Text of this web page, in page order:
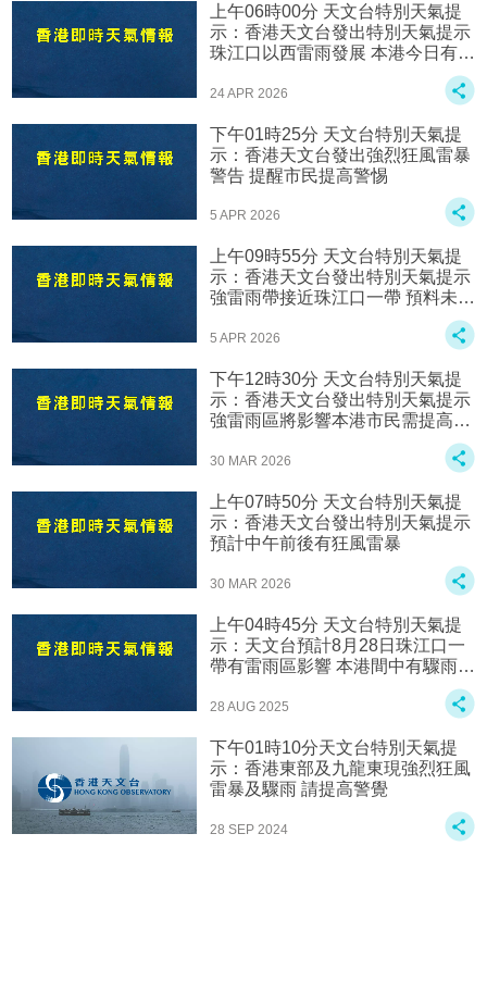
上午06時00分 天文台特別天氣提
示：香港天文台發出特別天氣提示
珠江口以西雷雨發展 本港今日有狂
24 APR 2026
下午01時25分 天文台特別天氣提
示：香港天文台發出強烈狂風雷暴
警告 提醒市民提高警惕
5 APR 2026
上午09時55分 天文台特別天氣提
示：香港天文台發出特別天氣提示
強雷雨帶接近珠江口一帶 預料未來
5 APR 2026
下午12時30分 天文台特別天氣提
示：香港天文台發出特別天氣提示
強雷雨區將影響本港市民需提高警
30 MAR 2026
上午07時50分 天文台特別天氣提
示：香港天文台發出特別天氣提示
預計中午前後有狂風雷暴
30 MAR 2026
上午04時45分 天文台特別天氣提
示：天文台預計8月28日珠江口一
帶有雷雨區影響 本港間中有驟雨及
28 AUG 2025
下午01時10分天文台特別天氣提
示：香港東部及九龍東現強烈狂風
雷暴及驟雨 請提高警覺
28 SEP 2024